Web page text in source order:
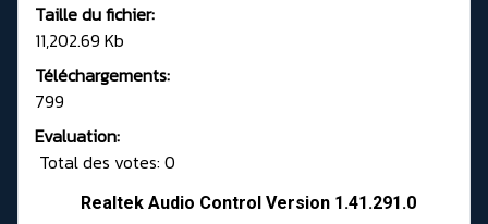
Taille du fichier:
11,202.69 Kb
Téléchargements:
799
Evaluation:
Total des votes: 0
Realtek Audio Control Version 1.41.291.0